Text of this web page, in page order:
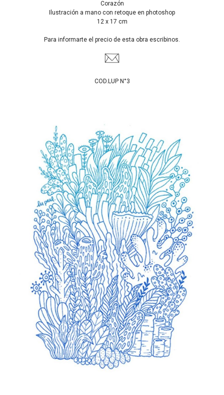
Corazón
Ilustración a mano con retoque en photoshop
12 x 17 cm
Para informarte el precio de esta obra escribinos.
COD.LUP N°3